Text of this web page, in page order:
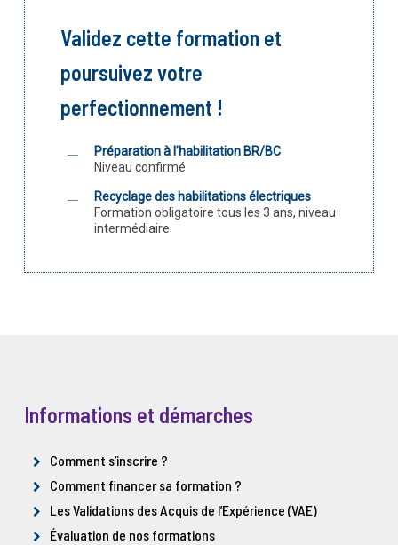
Validez cette formation et
poursuivez votre
perfectionnement !
Préparation à l’habilitation BR/BC
Niveau confirmé
Recyclage des habilitations électriques
Formation obligatoire tous les 3 ans, niveau
intermédiaire
Informations et démarches
Comment s’inscrire ?
Comment financer sa formation ?
Les Validations des Acquis de l’Expérience (VAE)
Évaluation de nos formations